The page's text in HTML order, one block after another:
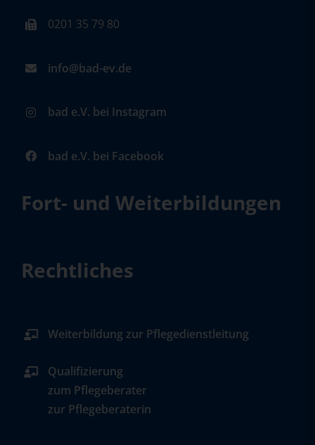
0201 35 79 80
info@bad-ev.de
bad e.V. bei Instagram
bad e.V. bei Facebook
Fort- und Weiterbildungen
Rechtliches
Weiterbildung zur Pflegedienstleitung
Qualifizierung
zum Pflegeberater
zur Pflegeberaterin